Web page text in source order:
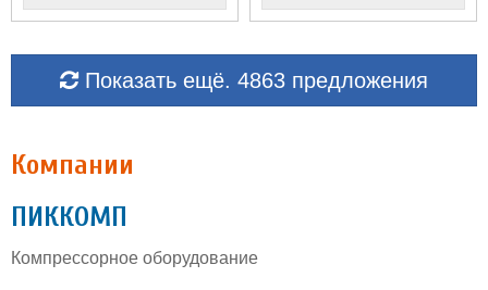
Показать ещё. 4863 предложения
Компании
ПИККОМП
Компрессорное оборудование